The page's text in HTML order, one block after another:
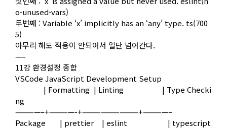
o-unused-vars)
두번째 : Variable ‘x’ implicitly has an ‘any’ type. ts(700
5)
아무리 해도 적용이 안되어서 일단 넘어간다.
—–
11강 환경설정 종합
VSCode JavaScript Development Setup
| Formatting | Linting | Type Checki
ng
————–+————-+—————————+————–
Package | prettier | eslint | typescript